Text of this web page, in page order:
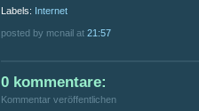
Labels: Internet
posted by mcnail at 21:57
0 kommentare:
Kommentar veröffentlichen